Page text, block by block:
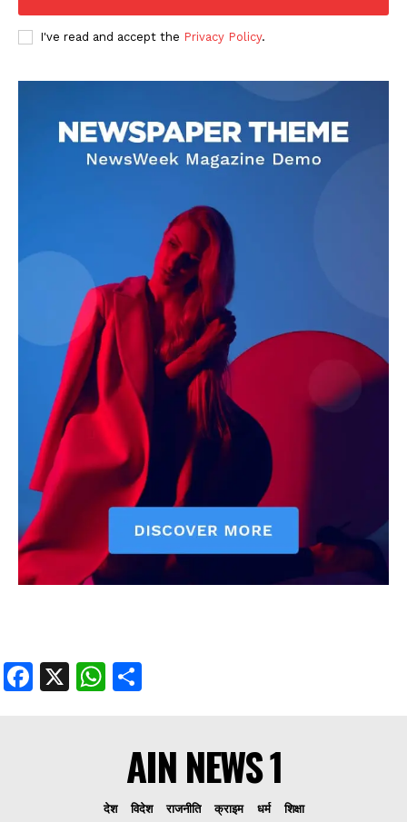
DOWNLOAD NOW
AIN NEWS 1
Contact Us
About Us
Privacy Policy
Terms of Use Agreement
Facebook
X WhatsApp
Share
I've read and accept the Privacy Policy.
Facebook
X WhatsApp
AIN NEWS 1
देश विदेश राजनीति क्राइम धर्म शिक्षा